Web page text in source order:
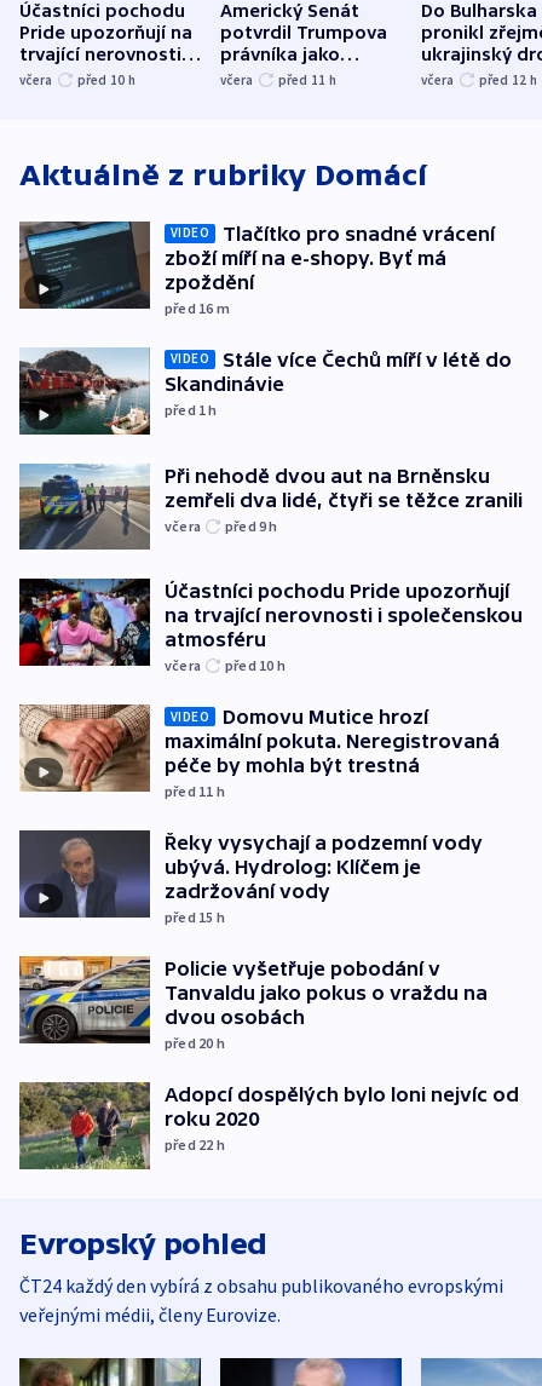
Účastníci pochodu
Pride upozorňují na
trvající nerovnosti i
společenskou
včera před 10 h
Americký Senát
potvrdil Trumpova
právníka jako
ministra
včera před 11 h
Do Bulharska
pronikl
ukrajinský
explodoval
včera před 12 h
Aktuálně z rubriky Domácí
VIDEO
Tlačítko pro snadné vrácení
zboží míří na e-shopy. Byť má
zpoždění
před 16 m
VIDEO
Stále více Čechů míří v létě do
Skandinávie
před 1h
Při nehodě dvou aut na Brněnsku
zemřeli dva lidé, čtyři se těžce zranili
včera před 9h
Účastníci pochodu Pride upozorňují
na trvající nerovnosti i společenskou
atmosféru
včera před 10 h
VIDEO
Domovu Mutice hrozí
maximální pokuta. Neregistrovaná
péče by mohla být trestná
před 11 h
Řeky vysychají a podzemní vody
ubývá. Hydrolog: Klíčem je
zadržování vody
před 15 h
Policie vyšetřuje pobodání v
Tanvaldu jako pokus o vraždu na
dvou osobách
před 20 h
Adopcí dospělých bylo loni nejvíc od
roku 2020
před 22 h
Evropský pohled
ČT24 každý den vybírá z obsahu publikovaného evropskými
veřejnými médii, členy Eurovize.